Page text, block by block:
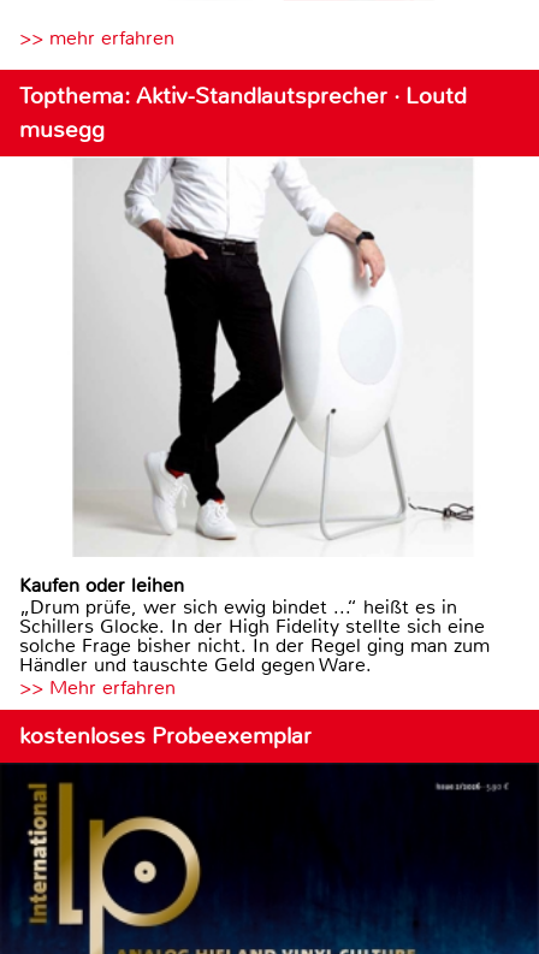
>> mehr erfahren
Topthema: Aktiv-Standlautsprecher · Loutd
musegg
Kaufen oder leihen
„Drum prüfe, wer sich ewig bindet ...“ heißt es in
Schillers Glocke. In der High Fidelity stellte sich eine
solche Frage bisher nicht. In der Regel ging man zum
Händler und tauschte Geld gegen Ware.
>> Mehr erfahren
kostenloses Probeexemplar